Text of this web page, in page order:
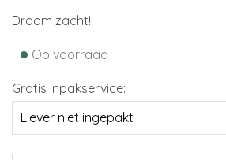
€ 72,95.
Droom zacht!
• Op voorraad
Gratis inpakservice: